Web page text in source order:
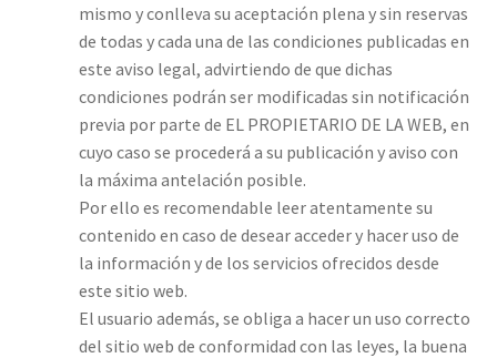
mismo y conlleva su aceptación plena y sin reservas
de todas y cada una de las condiciones publicadas en
este aviso legal, advirtiendo de que dichas
condiciones podrán ser modificadas sin notificación
previa por parte de EL PROPIETARIO DE LA WEB, en
cuyo caso se procederá a su publicación y aviso con
la máxima antelación posible.
Por ello es recomendable leer atentamente su
contenido en caso de desear acceder y hacer uso de
la información y de los servicios ofrecidos desde
este sitio web.
El usuario además, se obliga a hacer un uso correcto
del sitio web de conformidad con las leyes, la buena